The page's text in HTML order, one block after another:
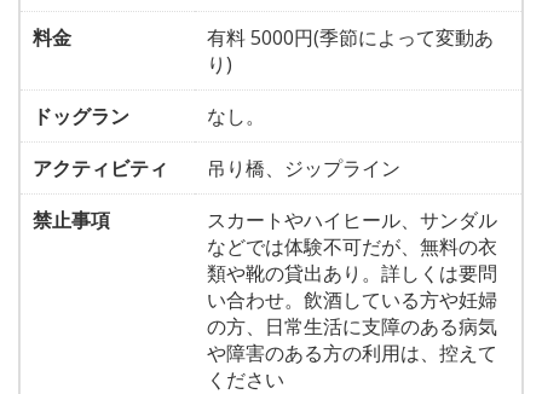
料金
有料 5000円(季節によって変動あ
り)
ドッグラン
なし。
アクティビティ
吊り橋、ジップライン
禁止事項
スカートやハイヒール、サンダル
などでは体験不可だが、無料の衣
類や靴の貸出あり。詳しくは要問
い合わせ。飲酒している方や妊婦
の方、日常生活に支障のある病気
や障害のある方の利用は、控えて
ください